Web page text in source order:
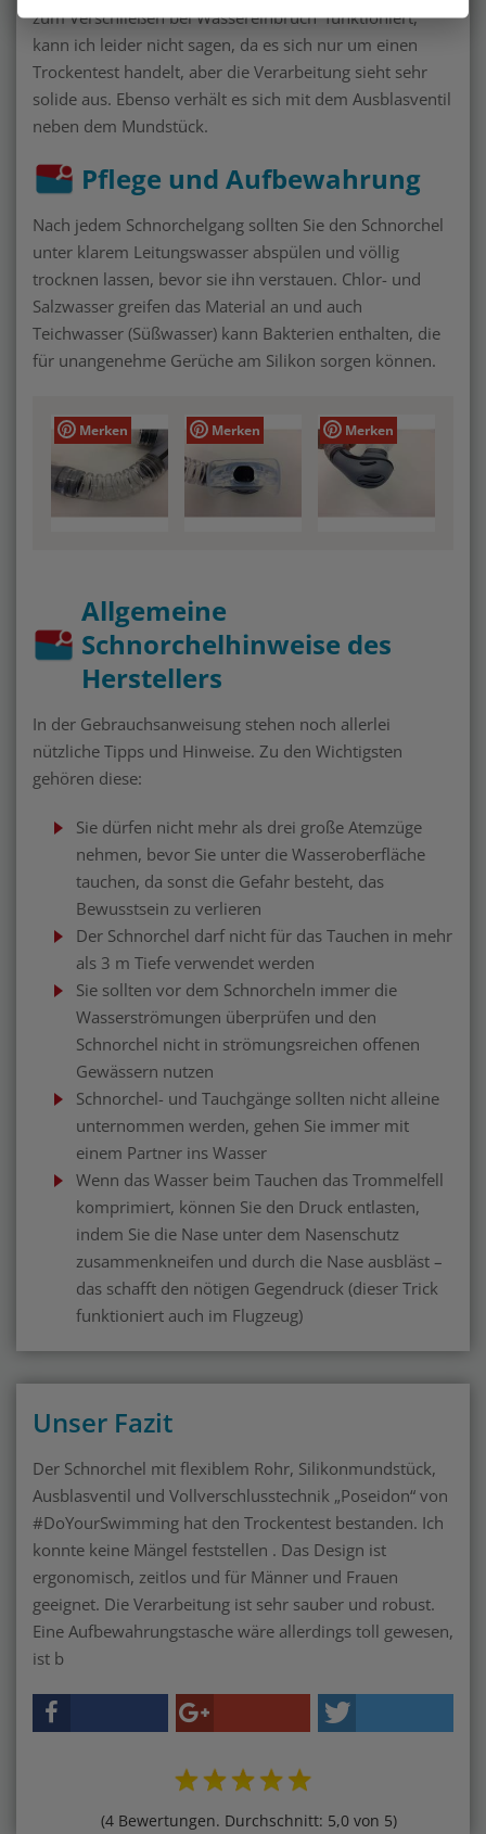
zum Verschließen bei Wassereinbruch funktioniert,
kann ich leider nicht sagen, da es sich nur um einen
Trockentest handelt, aber die Verarbeitung sieht sehr
solide aus. Ebenso verhält es sich mit dem Ausblasventil
neben dem Mundstück.
Pflege und Aufbewahrung
Nach jedem Schnorchelgang sollten Sie den Schnorchel
unter klarem Leitungswasser abspülen und völlig
trocknen lassen, bevor sie ihn verstauen. Chlor- und
Salzwasser greifen das Material an und auch
Teichwasser (Süßwasser) kann Bakterien enthalten, die
für unangenehme Gerüche am Silikon sorgen können.
Merken Merken Merken
Allgemeine
Schnorchelhinweise des
Herstellers
In der Gebrauchsanweisung stehen noch allerlei
nützliche Tipps und Hinweise. Zu den Wichtigsten
gehören diese:
Sie dürfen nicht mehr als drei große Atemzüge
nehmen, bevor Sie unter die Wasseroberfläche
tauchen, da sonst die Gefahr besteht, das
Bewusstsein zu verlieren
Der Schnorchel darf nicht für das Tauchen in mehr
als 3 m Tiefe verwendet werden
Sie sollten vor dem Schnorcheln immer die
Wasserströmungen überprüfen und den
Schnorchel nicht in strömungsreichen offenen
Gewässern nutzen
Schnorchel- und Tauchgänge sollten nicht alleine
unternommen werden, gehen Sie immer mit
einem Partner ins Wasser
Wenn das Wasser beim Tauchen das Trommelfell
komprimiert, können Sie den Druck entlasten,
indem Sie die Nase unter dem Nasenschutz
zusammenkneifen und durch die Nase ausbläst –
das schafft den nötigen Gegendruck (dieser Trick
funktioniert auch im Flugzeug)
Unser Fazit
Der Schnorchel mit flexiblem Rohr, Silikonmundstück,
Ausblasventil und Vollverschlusstechnik „Poseidon“ von
#DoYourSwimming hat den Trockentest bestanden. Ich
konnte keine Mängel feststellen . Das Design ist
ergonomisch, zeitlos und für Männer und Frauen
geeignet. Die Verarbeitung ist sehr sauber und robust.
Eine Aufbewahrungstasche wäre allerdings toll gewesen,
ist b
(4 Bewertungen. Durchschnitt: 5,0 von 5)